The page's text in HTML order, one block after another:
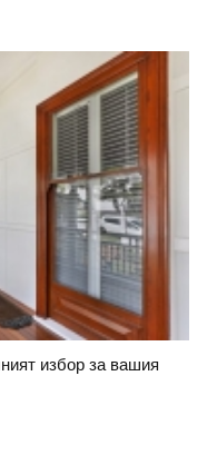
избор за вашия